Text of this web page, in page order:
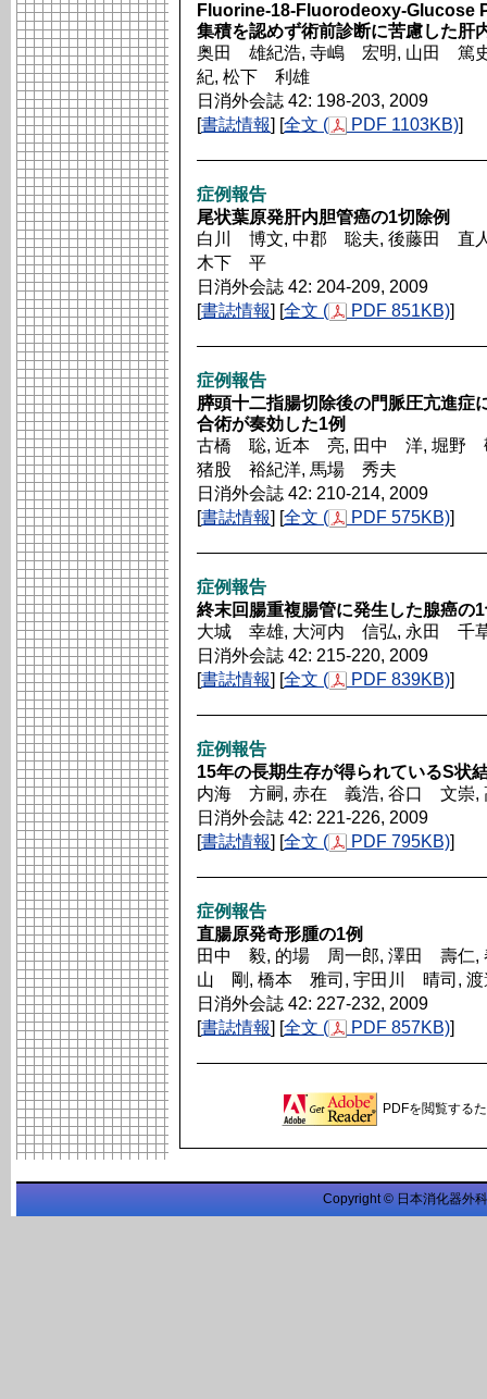
Fluorine-18-Fluorodeoxy-Glucose
集積を認めず術前診断に苦慮した肝
奥田 雄紀浩, 寺嶋 宏明, 山田 篤
紀, 松下 利雄
日消外会誌 42: 198-203, 2009
[書誌情報] [全文 ( PDF 1103KB)]
症例報告
尾状葉原発肝内胆管癌の1切除例
白川 博文, 中郡 聡夫, 後藤田 直
木下 平
日消外会誌 42: 204-209, 2009
[書誌情報] [全文 ( PDF 851KB)]
症例報告
膵頭十二指腸切除後の門脈圧亢進
合術が奏効した1例
古橋 聡, 近本 亮, 田中 洋, 堀野
猪股 裕紀洋, 馬場 秀夫
日消外会誌 42: 210-214, 2009
[書誌情報] [全文 ( PDF 575KB)]
症例報告
終末回腸重複腸管に発生した腺癌の
大城 幸雄, 大河内 信弘, 永田 千
日消外会誌 42: 215-220, 2009
[書誌情報] [全文 ( PDF 839KB)]
症例報告
15年の長期生存が得られているS状
内海 方嗣, 赤在 義浩, 谷口 文崇
日消外会誌 42: 221-226, 2009
[書誌情報] [全文 ( PDF 795KB)]
症例報告
直腸原発奇形腫の1例
田中 毅, 的場 周一郎, 澤田 壽仁
山 剛, 橋本 雅司, 宇田川 晴司,
日消外会誌 42: 227-232, 2009
[書誌情報] [全文 ( PDF 857KB)]
PDFを閲覧する
Copyright © 日本消化器外